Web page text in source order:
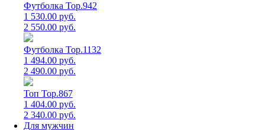
Футболка Top.942
1 530.00 руб.
2 550.00 руб.
Футболка Top.1132
1 494.00 руб.
2 490.00 руб.
Топ Top.867
1 404.00 руб.
2 340.00 руб.
Для мужчин